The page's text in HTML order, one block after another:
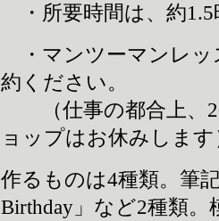
・所要時間は、約1.5
・マンツーマンレッ
約ください。
（仕事の都合上、
ョップはお休みします
作るものは4種類。筆
Birthday」など2種類